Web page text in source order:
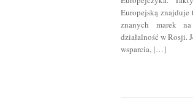
Europejską
znanych marek
działalność w Rosji.
wsparcia, […]